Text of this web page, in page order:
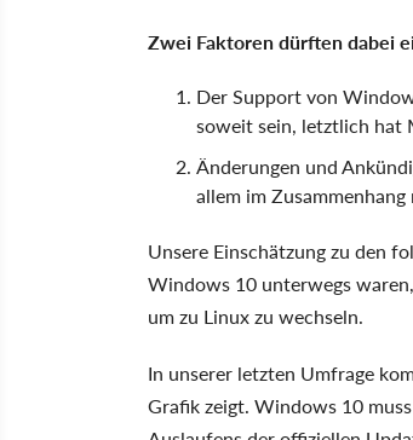
Zwei Faktoren dürften dabei
Der Support von
soweit sein, letztlich hat
Änderungen und
allem im
Unsere Einschätzung zu den
Windows 10 unterwegs
um zu Linux zu wechseln.
In unserer letzten Umfrage
Grafik zeigt. Windows 10